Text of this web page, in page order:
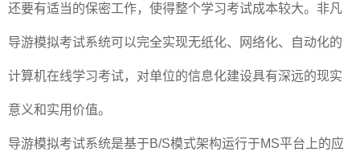
还要有适当的保密工作，使得整个学习考试成本较大。非凡
导游模拟考试系统可以完全实现无纸化、网络化、自动化的
计算机在线学习考试，对单位的信息化建设具有深远的现实
意义和实用价值。
导游模拟考试系统是基于B/S模式架构运行于MS平台上的应